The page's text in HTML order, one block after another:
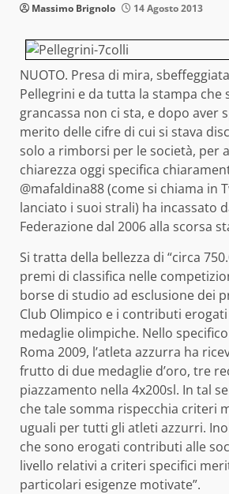
Massimo Brignolo 14 Agosto 2013
NUOTO. Presa di mira,
Pellegrini e da tutta la stampa che
grancassa non ci sta, e dopo aver
merito delle cifre di cui si stava
solo a rimborsi per le società, per
chiarezza oggi specifica
@mafaldina88 (come si chiama in
lanciato i suoi strali) ha incassato
Federazione dal 2006 alla scorsa
Si tratta della bellezza di “circa
premi di classifica nelle
borse di studio ad esclusione dei
Club Olimpico e i contributi
medaglie olimpiche. Nello
Roma 2009, l’atleta azzurra ha
frutto di due medaglie d’oro, tre
piazzamento nella 4x200sl. In tal
che tale somma rispecchia criteri
uguali per tutti gli atleti azzurri.
che sono erogati contributi alle
livello relativi a criteri specifici
particolari esigenze motivate”.